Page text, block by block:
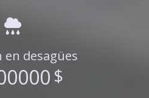
en desagües
$